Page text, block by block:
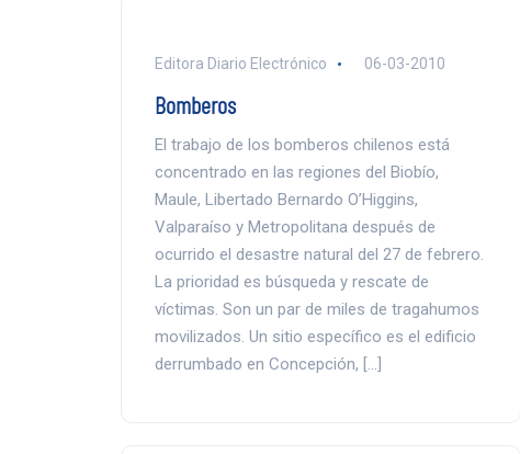
Editora Diario Electrónico 06-03-2010
Bomberos
El trabajo de los bomberos chilenos está
concentrado en las regiones del Biobío,
Maule, Libertado Bernardo O’Higgins,
Valparaíso y Metropolitana después de
ocurrido el desastre natural del 27 de febrero.
La prioridad es búsqueda y rescate de
víctimas. Son un par de miles de tragahumos
movilizados. Un sitio específico es el edificio
derrumbado en Concepción, […]